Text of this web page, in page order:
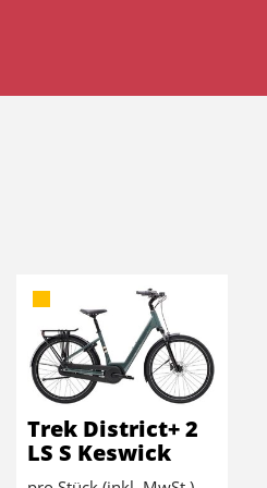
Trek District+ 2
LS S Keswick